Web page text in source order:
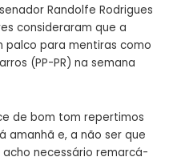
Randolfe Rodrigues
consideraram que a
palco para mentiras como
(PP-PR) na semana
de bom tom repertimos
amanhã e, a não ser que
necessário remarcá-